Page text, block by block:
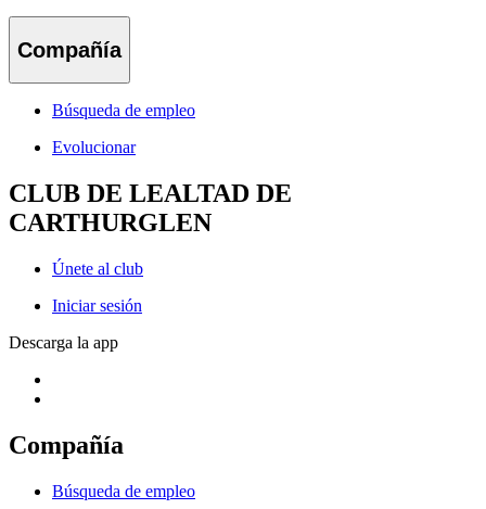
Compañía
Búsqueda de empleo
Evolucionar
CLUB DE LEALTAD DE
CARTHURGLEN
Únete al club
Iniciar sesión
Descarga la app
Compañía
Búsqueda de empleo